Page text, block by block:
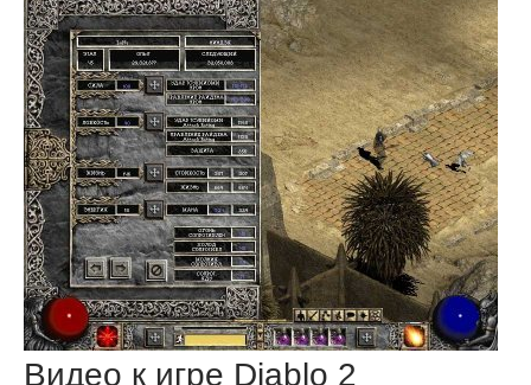
Видео к игре Diablo 2